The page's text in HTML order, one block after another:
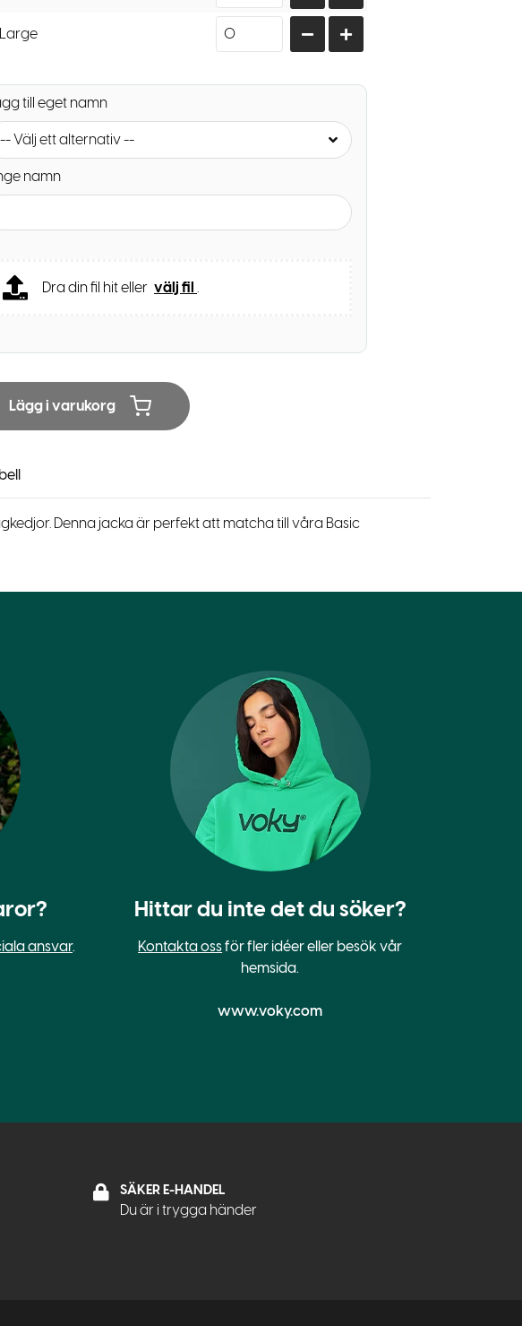
till eget namn
-- Välj ett alternativ --
namn
Dra din fil hit eller välj fil .
Lägg i varukorg
Denna jacka är perfekt att matcha till våra Basic
ansvar.
Hittar du inte det du söker?
Kontakta ossför fler idéer eller besök vår
hemsida.
www.voky.com
SÄKER E-HANDEL
Du är i trygga händer